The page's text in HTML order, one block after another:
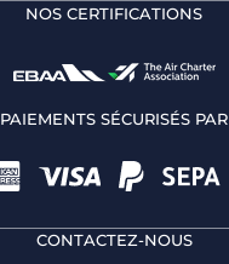
NOS CERTIFICATIONS
PAIEMENTS SÉCURISÉS PAR
CONTACTEZ-NOUS